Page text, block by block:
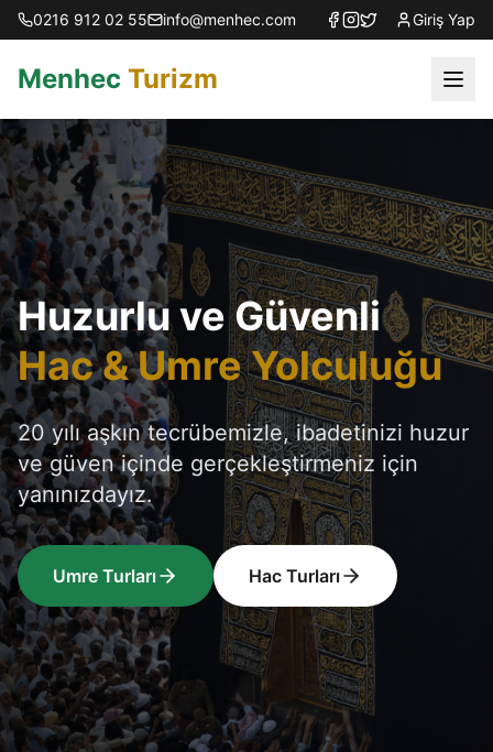
0216 912 02 55 info@menhec.com Giriş Yap
Menhec Turizm
Huzurlu ve Güvenli
Hac & Umre Yolculuğu
20 yılı aşkın tecrübemizle, ibadetinizi huzur
ve güven içinde gerçekleştirmeniz için
yanınızdayız.
Umre Turları Hac Turları